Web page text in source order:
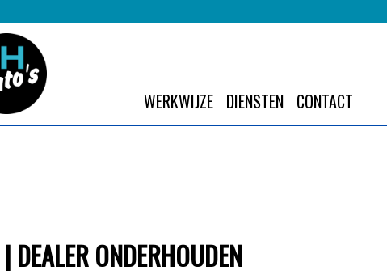
WERKWIJZE DIENSTEN CONTACT
ONDERHOUDEN